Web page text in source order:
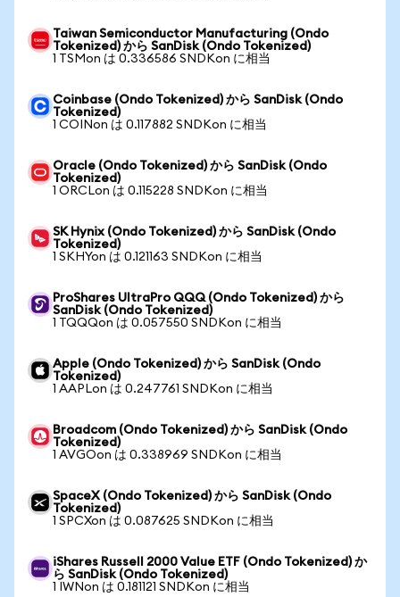
Taiwan Semiconductor Manufacturing (Ondo
Tokenized) から SanDisk (Ondo Tokenized)
1 TSMon は 0.336586 SNDKon に相当
Coinbase (Ondo Tokenized) から SanDisk (Ondo
Tokenized)
1 COINon は 0.117882 SNDKon に相当
Oracle (Ondo Tokenized) から SanDisk (Ondo
Tokenized)
1 ORCLon は 0.115228 SNDKon に相当
SK Hynix (Ondo Tokenized) から SanDisk (Ondo
Tokenized)
1 SKHYon は 0.121163 SNDKon に相当
ProShares UltraPro QQQ (Ondo Tokenized) から
SanDisk (Ondo Tokenized)
1 TQQQon は 0.057550 SNDKon に相当
Apple (Ondo Tokenized) から SanDisk (Ondo
Tokenized)
1 AAPLon は 0.247761 SNDKon に相当
Broadcom (Ondo Tokenized) から SanDisk (Ondo
Tokenized)
1 AVGOon は 0.338969 SNDKon に相当
SpaceX (Ondo Tokenized) から SanDisk (Ondo
Tokenized)
1 SPCXon は 0.087625 SNDKon に相当
iShares Russell 2000 Value ETF (Ondo Tokenized) か
ら SanDisk (Ondo Tokenized)
1 IWNon は 0.181121 SNDKon に相当